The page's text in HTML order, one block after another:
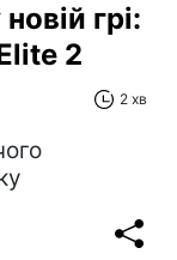
грі:
2
2 хв